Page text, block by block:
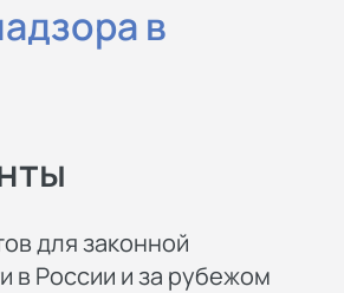
в
для законной
в России и за рубежом